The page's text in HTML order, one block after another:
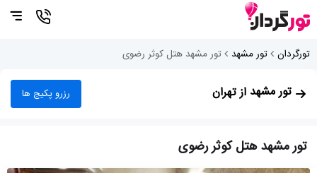
تورگردان تور مشهد تور مشهد هتل کوثر رضوی
تور مشهد از تهران رزرو پکیج ها
تور مشهد هتل کوثر رضوی